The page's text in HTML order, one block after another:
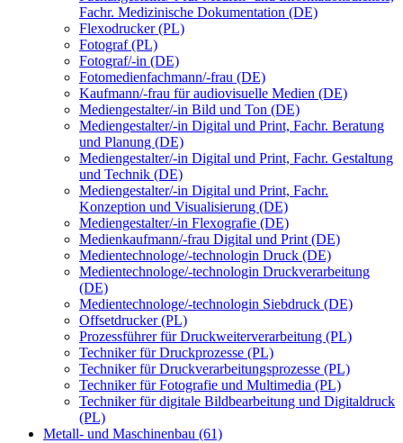
Fachr. Medizinische Dokumentation (DE)
Flexodrucker (PL)
Fotograf (PL)
Fotograf/-in (DE)
Fotomedienfachmann/-frau (DE)
Kaufmann/-frau für audiovisuelle Medien (DE)
Mediengestalter/-in Bild und Ton (DE)
Mediengestalter/-in Digital und Print, Fachr. Beratung
und Planung (DE)
Mediengestalter/-in Digital und Print, Fachr. Gestaltung
und Technik (DE)
Mediengestalter/-in Digital und Print, Fachr.
Konzeption und Visualisierung (DE)
Mediengestalter/-in Flexografie (DE)
Medienkaufmann/-frau Digital und Print (DE)
Medientechnologe/-technologin Druck (DE)
Medientechnologe/-technologin Druckverarbeitung
(DE)
Medientechnologe/-technologin Siebdruck (DE)
Offsetdrucker (PL)
Prozessführer für Druckweiterverarbeitung (PL)
Techniker für Druckprozesse (PL)
Techniker für Druckverarbeitungsprozesse (PL)
Techniker für Fotografie und Multimedia (PL)
Techniker für digitale Bildbearbeitung und Digitaldruck
(PL)
Metall- und Maschinenbau (61)